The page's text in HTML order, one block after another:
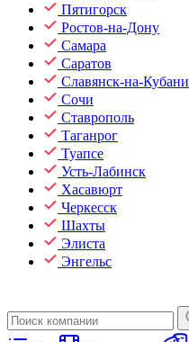
Пятигорск
Ростов-на-Дону
Самара
Саратов
Славянск-на-Кубани
Сочи
Ставрополь
Таганрог
Туапсе
Усть-Лабинск
Хасавюрт
Черкесск
Шахты
Элиста
Энгельс